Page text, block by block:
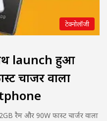
टेक्नोलॉजी
launch हुआ
चार्जर वाला
रैम और 90W फास्ट चार्जर वाला